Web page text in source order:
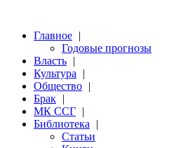
Главное |
Годовые прогнозы
Власть |
Культура
|
Общество |
Брак |
МК ССГ |
Библиотека
|
Статьи